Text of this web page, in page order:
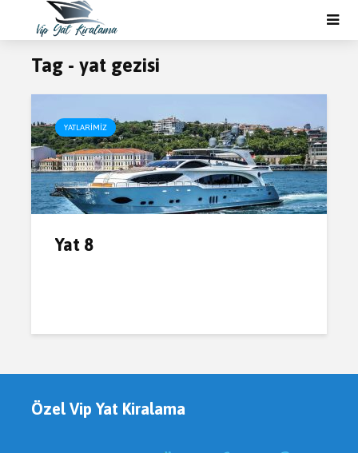
Tag - yat gezisi
YATLARIMIZ
Yat 8
Özel Vip Yat Kiralama